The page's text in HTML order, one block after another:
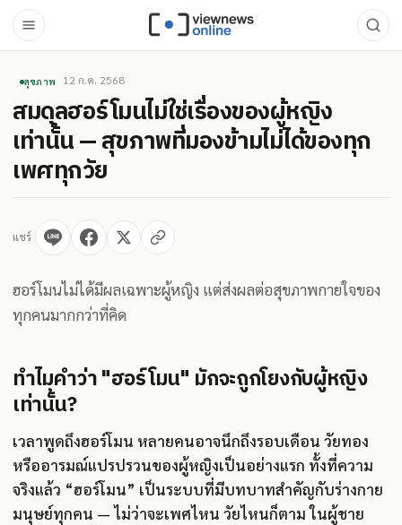
สุขภาพ 12 ก.ค. 2568
สมดุลฮอร์โมนไม่ใช่เรื่องของผู้หญิง
เท่านั้น — สุขภาพที่มองข้ามไม่ได้ของทุก
เพศทุกวัย
แชร์
ฮอร์โมนไม่ได้มีผลเฉพาะผู้หญิง แต่ส่งผลต่อสุขภาพกายใจของ
ทุกคนมากกว่าที่คิด
ทำไมคำว่า "ฮอร์โมน" มักจะถูกโยงกับผู้หญิง
เท่านั้น?
เวลาพูดถึงฮอร์โมน หลายคนอาจนึกถึงรอบเดือน วัยทอง
หรืออารมณ์แปรปรวนของผู้หญิงเป็นอย่างแรก ทั้งที่ความ
จริงแล้ว “ฮอร์โมน” เป็นระบบที่มีบทบาทสำคัญกับร่างกาย
มนุษย์ทุกคน — ไม่ว่าจะเพศไหน วัยไหนก็ตาม ในผู้ชาย